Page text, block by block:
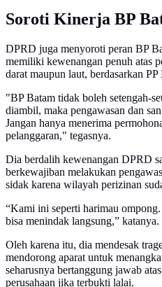
Soroti Kinerja BP
DPRD juga menyoroti peran BP
memiliki kewenangan penuh atas
darat maupun laut, berdasarkan
"BP Batam tidak boleh setengah-
diambil, maka pengawasan dan
Jangan hanya menerima
pelanggaran," tegasnya.
Dia berdalih kewenangan DPRD
berkewajiban melakukan
sidak karena wilayah perizinan
“Kami ini seperti harimau
bisa menindak langsung,” katanya.
Oleh karena itu, dia mendesak
mendorong aparat untuk
seharusnya bertanggung jawab
perusahaan jika terbukti lalai.